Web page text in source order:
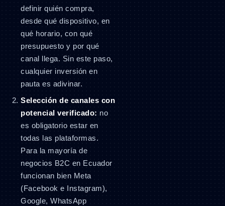
definir quién compra,
desde qué dispositivo, en
qué horario, con qué
presupuesto y por qué
canal llega. Sin este paso,
cualquier inversión en
pauta es adivinar.
Selección de canales con
potencial verificado: no
es obligatorio estar en
todas las plataformas.
Para la mayoría de
negocios B2C en Ecuador
funcionan bien Meta
(Facebook e Instagram),
Google, WhatsApp